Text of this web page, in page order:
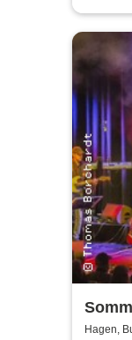
Hagen,